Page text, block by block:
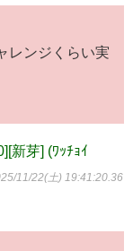
レンジくらい実
新芽] (ﾜｯﾁｮｲ
11/22(土) 19:41:20.36